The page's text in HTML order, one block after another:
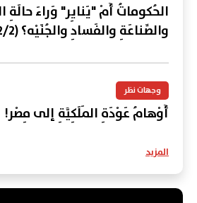
الحُكوماتُ أَمْ "يَنايِر" وَراءَ حالَةِ
والصِّناعَةِ والفَسادِ والجُنَيْه؟ (2/2)
وجهات نظر
أَوْهامُ عَوْدَةِ المَلَكِيَّةِ إلى مِصْر!
المزيد